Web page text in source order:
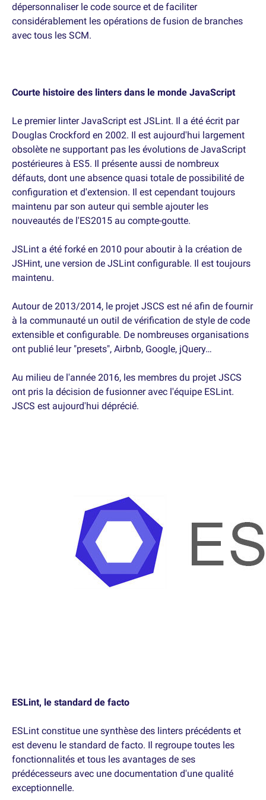
dépersonnaliser le code source et de faciliter
considérablement les opérations de fusion de branches
avec tous les SCM.
Courte histoire des linters dans le monde JavaScript
Le premier linter JavaScript est JSLint. Il a été écrit par
Douglas Crockford en 2002. Il est aujourd'hui largement
obsolète ne supportant pas les évolutions de JavaScript
postérieures à ES5. Il présente aussi de nombreux
défauts, dont une absence quasi totale de possibilité de
configuration et d'extension. Il est cependant toujours
maintenu par son auteur qui semble ajouter les
nouveautés de l'ES2015 au compte-goutte.
JSLint a été forké en 2010 pour aboutir à la création de
JSHint, une version de JSLint configurable. Il est toujours
maintenu.
Autour de 2013/2014, le projet JSCS est né afin de fournir
à la communauté un outil de vérification de style de code
extensible et configurable. De nombreuses organisations
ont publié leur "presets", Airbnb, Google, jQuery…
Au milieu de l'année 2016, les membres du projet JSCS
ont pris la décision de fusionner avec l'équipe ESLint.
JSCS est aujourd'hui déprécié.
ESLint, le standard de facto
ESLint constitue une synthèse des linters précédents et
est devenu le standard de facto. Il regroupe toutes les
fonctionnalités et tous les avantages de ses
prédécesseurs avec une documentation d'une qualité
exceptionnelle.